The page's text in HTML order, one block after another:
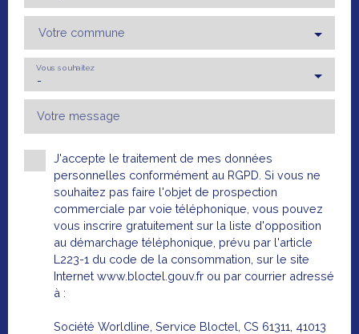
Votre commune
-
Vous souhaitez
Votre message
J'accepte le traitement de mes données
personnelles conformément au RGPD. Si vous ne
souhaitez pas faire l'objet de prospection
commerciale par voie téléphonique, vous pouvez
vous inscrire gratuitement sur la liste d'opposition
au démarchage téléphonique, prévu par l'article
L223-1 du code de la consommation, sur le site
Internet www.bloctel.gouv.fr ou par courrier adressé
à :
Société Worldline, Service Bloctel, CS 61311, 41013